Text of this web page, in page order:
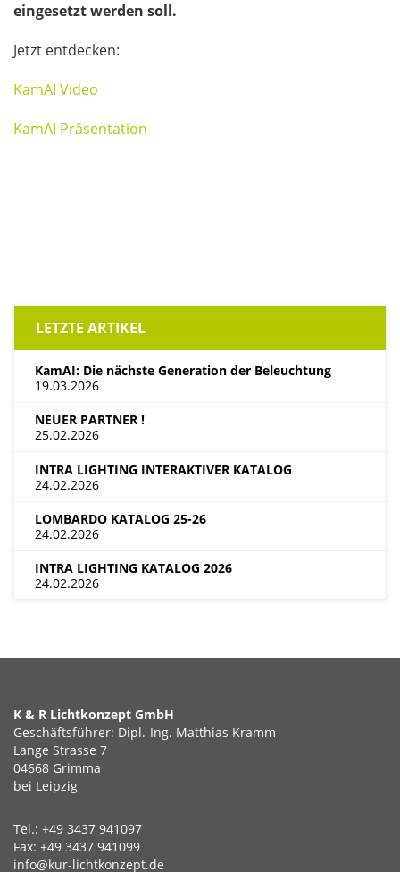
eingesetzt werden soll.
Jetzt entdecken:
KamAI Video
KamAI Präsentation
LETZTE ARTIKEL
KamAI: Die nächste Generation der Beleuchtung
19.03.2026
NEUER PARTNER !
25.02.2026
INTRA LIGHTING INTERAKTIVER KATALOG
24.02.2026
LOMBARDO KATALOG 25-26
24.02.2026
INTRA LIGHTING KATALOG 2026
24.02.2026
K & R Lichtkonzept GmbH
Geschäftsführer: Dipl.-Ing. Matthias Kramm
Lange Strasse 7
04668 Grimma
bei Leipzig
Tel.: +49 3437 941097
Fax: +49 3437 941099
info@kur-lichtkonzept.de